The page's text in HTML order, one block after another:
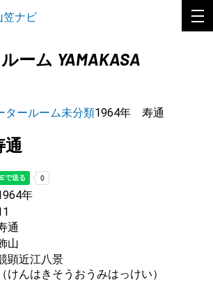
ーム YAMAKASA
タールーム未分類1964年 寿通
年
通
山
顕近江八景
（けんはきそうおうみはっけい）